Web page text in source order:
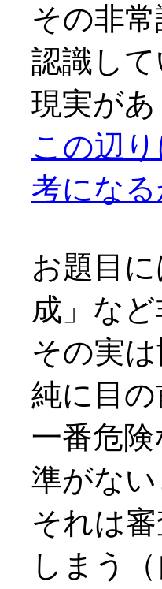
その非
認識し
現実があ
この辺
考になる
お題目
成」な
その実
純に目
一番危
準がない
それは
しまう